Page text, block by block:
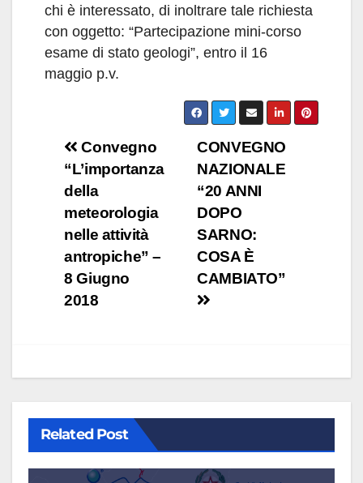
chi è interessato, di inoltrare tale richiesta
con oggetto: “Partecipazione mini-corso
esame di stato geologi”, entro il 16
maggio p.v.
Navigazione
articoli
CONVEGNO
NAZIONALE
“20 ANNI
DOPO
SARNO:
COSA È
CAMBIATO”
Convegno
“L’importanza
della
meteorologia
nelle attività
antropiche” –
8 Giugno
2018
Related Post